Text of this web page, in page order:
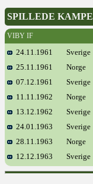
SPILLEDE KAMPE
VIBY IF
24.11.1961 Sverige
25.11.1961
Norge
07.12.1961
Sverige
11.11.1962
Norge
13.12.1962
Sverige
24.01.1963
Sverige
28.11.1963
Norge
12.12.1963
Sverige